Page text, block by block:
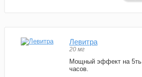
Левитра
20 мг
Мощный эффект на 5ть
часов.